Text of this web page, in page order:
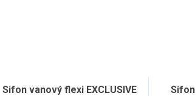
Sifon vanový flexi EXCLUSIVE